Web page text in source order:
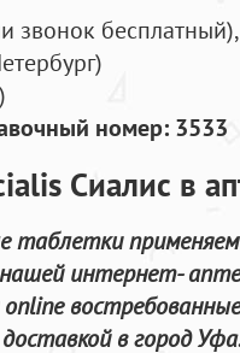
звонок бесплатный),
номер: 3533
Сиалис в
таблетки
интернет-
в город